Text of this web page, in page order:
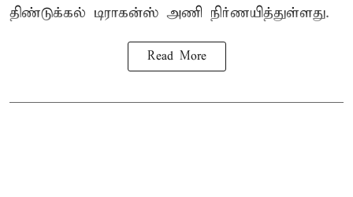
திண்டுக்கல் டிராகன்ஸ் அணி நிர்ணயித்துள்ளது.
Read More